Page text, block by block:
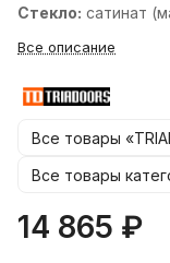
Стекло: сатинат
перламутр, cатин
графит лак
Стандартные
550, 600х1900 мм.
Все описание
Все товары
Все товары
14 865 ₽